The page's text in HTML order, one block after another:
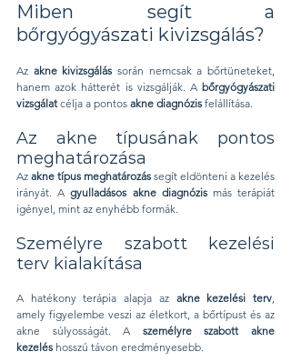
Miben segít a
bőrgyógyászati kivizsgálás?
Az akne kivizsgálás során nemcsak a bőrtüneteket,
hanem azok hátterét is vizsgálják. A bőrgyógyászati
vizsgálat célja a pontos akne diagnózis felállítása.
Az akne típusának pontos
meghatározása
Az akne típus meghatározás segít eldönteni a kezelés
irányát. A gyulladásos akne diagnózis más terápiát
igényel, mint az enyhébb formák.
Személyre szabott kezelési
terv kialakítása
A hatékony terápia alapja az akne kezelési terv,
amely figyelembe veszi az életkort, a bőrtípust és az
akne súlyosságát. A személyre szabott akne
kezelés hosszú távon eredményesebb.